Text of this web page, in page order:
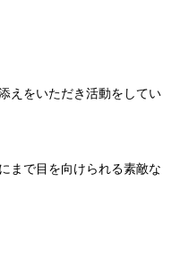
えをいただき活動をしてい
まで目を向けられる素敵な